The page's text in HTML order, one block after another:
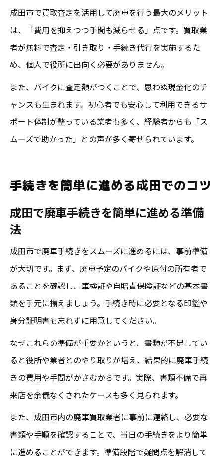
成田市で買取査定を活用して廃車を行う最大のメリット
は、「費用を抑えつつ手間も減らせる」点です。買取業
者が無料で査定・引き取り・手続き代行を実施するた
め、個人で役所に出向く必要がありません。
また、バイクに査定額がつくことで、思わぬ現金化のチ
ャンスも生まれます。初心者でも安心して利用できるサ
ポート体制が整っている業者も多く、経験者からも「ス
ムーズで助かった」との声が多く寄せられています。
手続きを簡単に進める成田でのコツ
成田で廃車手続きを簡単に進める準備
法
成田市で廃車手続きをスムーズに進めるには、事前準備
が大切です。まず、廃車予定のバイクや原付の所有者で
あることを確認し、車検証や自賠責保険証などの基本書
類を手元に揃えましょう。手続き時に必要となる印鑑や
身分証明書も忘れずに用意してください。
なぜこれらの準備が重要かというと、書類が不足してい
ると役所や業者とのやり取りが増え、結果的に廃車手続
きの費用や手間がかさむからです。実際、書類不備で再
来店を余儀なくされたケースも多く見られます。
また、成田市内の廃車買取業者に事前に連絡し、必要な
書類や手順を確認することで、当日の手続きをより簡単
に進めることができます。準備段階で疑問点を解消して